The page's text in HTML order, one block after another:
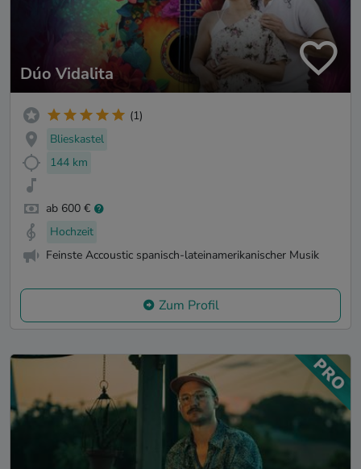
Dúo Vidalita
(1)
Blieskastel
144 km
ab 600 €
Hochzeit
Feinste Accoustic spanisch-lateinamerikanischer Musik
Zum Profil